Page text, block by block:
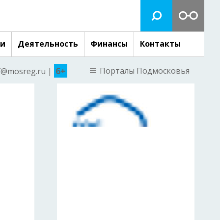
Деятельность Финансы Контакты
| 6+ Порталы Подмосковья